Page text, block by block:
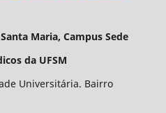
Maria, Campus Sede
da UFSM
Universitária. Bairro